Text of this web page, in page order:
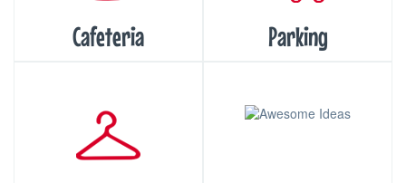
Cafeteria Parking